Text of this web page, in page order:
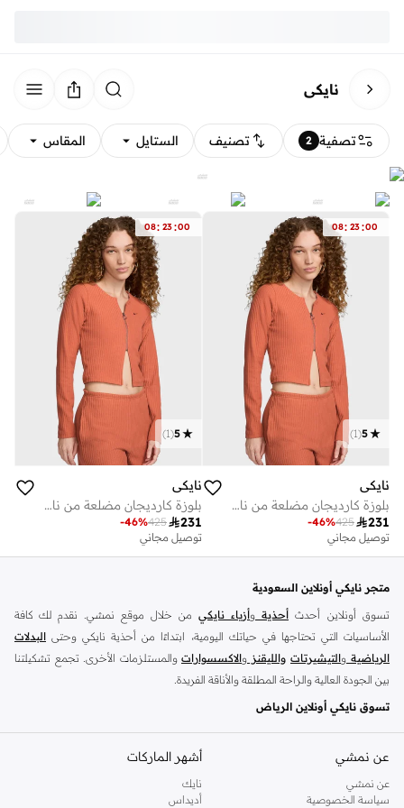
نايكي
تصفية 2 تصنيف الستايل المقاس
08: 23:00
5
(
1
)
نايكي
بلوزة كارديجان مضلعة من نايكي سبورتس وير
231
425
-46%
توصيل مجاني
08: 23:00
5
(
1
)
نايكي
بلوزة كارديجان مضلعة من نايكي سبورتس وير
231
425
-46%
توصيل مجاني
متجر نايكي أونلاين السعودية
تسوق أونلاين أحدث أحذية وأزياء نايكي من خلال موقع نمشي. نقدم لك كافة
الأساسيات التي تحتاجها في حياتك اليومية، ابتداءًا من أحذية نايكي وحتى البدلات
الرياضية والتيشيرتات والليقنز والاكسسوارات والمستلزمات الأخرى. تجمع تشكيلتنا
بين الجودة العالية والراحة المطلقة والأناقة الفريدة.
تسوق نايكي أونلاين الرياض
تضم مجموعة نايكي كافة استايلات السنيكرز التي يحبها الجميع، استعرض سنيكرزاير
فورسوزوم
وتانجون وفليكس وغيرهم الكثير. مارس تمارينك اليومية
بحرية تامة مع سنيكرز نايكي المريحة واشعر دائمًا بالحماس لمزيد من الرياضة. احصل
عن نمشي
عن نمشي
سياسة الخصوصية
أشهر الماركات
نايك
أديداس